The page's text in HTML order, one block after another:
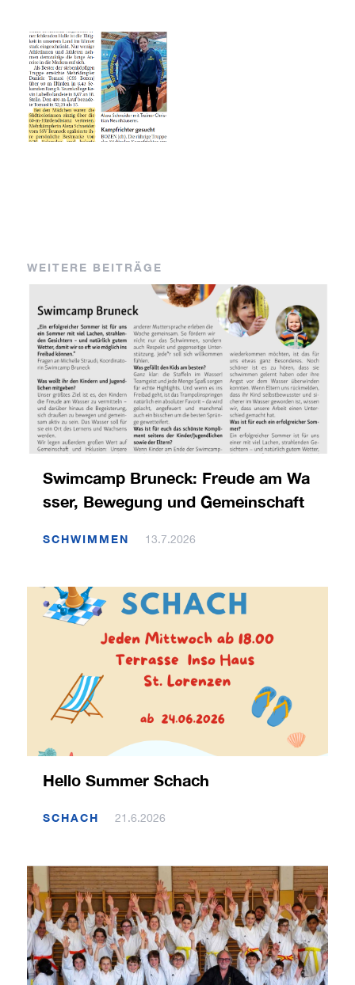
WEITERE BEITRÄGE
Swimcamp Bruneck: Freude am Wa
sser, Bewegung und Gemeinschaft
SCHWIMMEN 13.7.2026
Hello Summer Schach
SCHACH 21.6.2026